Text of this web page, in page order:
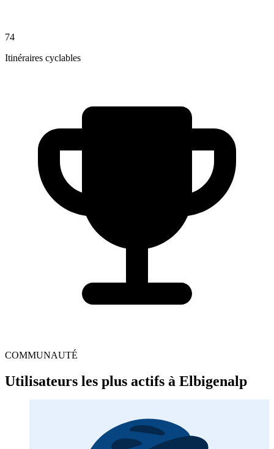
74
Itinéraires cyclables
COMMUNAUTÉ
Utilisateurs les plus actifs à Elbigenalp